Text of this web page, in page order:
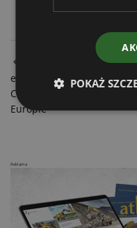
Bridgestone/Bandag -
ekonomicznej
Case Construction
Europie
Reklama
POKAŻ